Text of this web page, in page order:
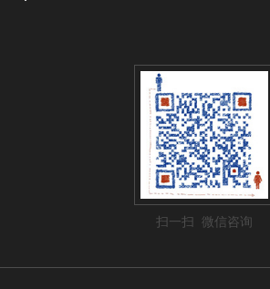
扫一扫 微信咨询